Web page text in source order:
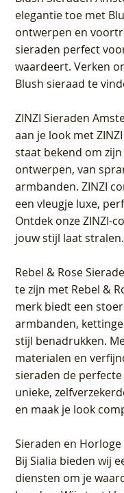
elegantie toe met
ontwerpen en
sieraden perfect
waardeert. Verken
Blush sieraad te
ZINZI Sieraden
aan je look met
staat bekend om
ontwerpen, van
armbanden. ZINZI
een vleugje luxe,
Ontdek onze ZINZI-
jouw stijl laat stralen.
Rebel & Rose
te zijn met Rebel &
merk biedt een
armbanden,
stijl benadrukken.
materialen en
sieraden de
unieke,
en maak je look
Sieraden en
Bij Sialia bieden wij
diensten om je